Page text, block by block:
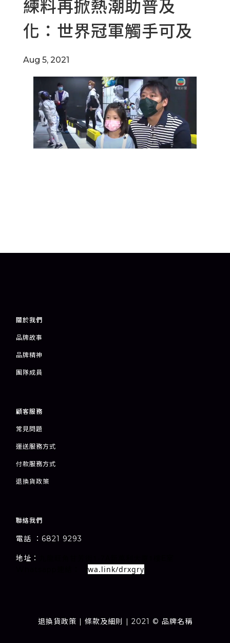
練料再掀熱潮助普及
化：世界冠軍觸手可及
Aug 5, 2021
關於我們
品牌故事
品牌精神
團隊成員
顧客服務
常見問題
運送服務方式
付款服務方式
退換貨政策
聯絡我們
電話 ：6821 9293
地址：
wa.link/drxgry
退換貨政策 | 條款及細則 | 2021 © 品牌名稱